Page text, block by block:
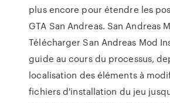
plus encore pour étendre les
GTA San Andreas. San Andreas
Télécharger San Andreas Mod
guide au cours du processus,
localisation des éléments à
fichiers d'installation du jeu